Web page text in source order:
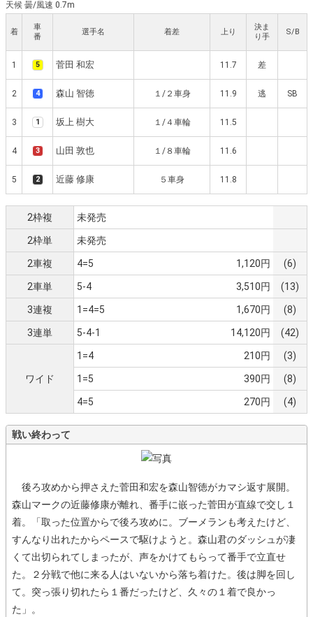
天候 曇/風速 0.7m
着
車
番
選手名 着差 上り
決ま
り手
S/B
1 5 菅田 和宏 11.7 差
2 4 森山 智徳 １/２車身 11.9 逃 SB
3 1 坂上 樹大 １/４車輪 11.5
4 3 山田 敦也 １/８車輪 11.6
5 2 近藤 修康 ５車身 11.8
2枠複 未発売
2枠単 未発売
2車複 4=5 1,120円 (6)
2車単 5-4 3,510円 (13)
3連複 1=4=5 1,670円 (8)
3連単 5-4-1 14,120円 (42)
ワイド
1=4 210円 (3)
1=5 390円 (8)
4=5 270円 (4)
戦い終わって
後ろ攻めから押さえた菅田和宏を森山智徳がカマシ返す展開。
森山マークの近藤修康が離れ、番手に嵌った菅田が直線で交し１
着。「取った位置からで後ろ攻めに。ブーメランも考えたけど、
すんなり出れたからペースで駆けようと。森山君のダッシュが凄
くて出切られてしまったが、声をかけてもらって番手で立直せ
た。２分戦で他に来る人はいないから落ち着けた。後は脚を回し
て。突っ張り切れたら１番だったけど、久々の１着で良かっ
た」。